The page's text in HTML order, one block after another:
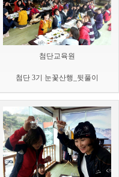
첨단교육원
첨단 3기 눈꽃산행_뒷풀이